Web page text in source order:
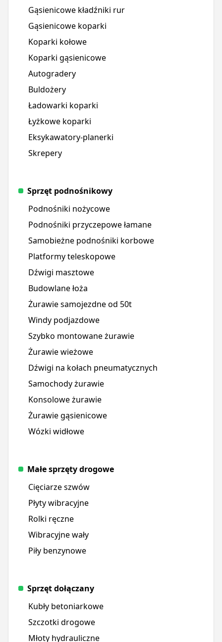
Gąsienicowe kładźniki rur
Gąsienicowe koparki
Koparki kołowe
Koparki gąsienicowe
Autogradery
Buldożery
Ładowarki koparki
Łyżkowe koparki
Eksykawatory-planerki
Skrepery
Sprzęt podnośnikowy
Podnośniki nożycowe
Podnośniki przyczepowe łamane
Samobieżne podnośniki korbowe
Platformy teleskopowe
Dźwigi masztowe
Budowlane łoża
Żurawie samojezdne od 50t
Windy podjazdowe
Szybko montowane żurawie
Żurawie wieżowe
Dźwigi na kołach pneumatycznych
Samochody żurawie
Konsolowe żurawie
Żurawie gąsienicowe
Wózki widłowe
Małe sprzęty drogowe
Cięciarze szwów
Płyty wibracyjne
Rolki ręczne
Wibracyjne wały
Piły benzynowe
Sprzęt dołączany
Kubły betoniarkowe
Szczotki drogowe
Młoty hydrauliczne